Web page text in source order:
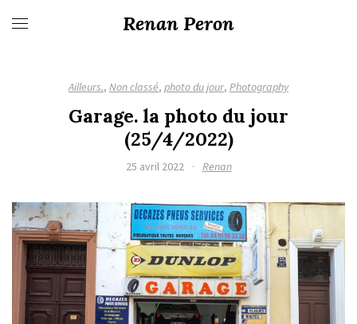
Renan Peron
Ailleurs., Non classé, photo du jour, Photography
Garage. la photo du jour
(25/4/2022)
25 avril 2022 · Renan